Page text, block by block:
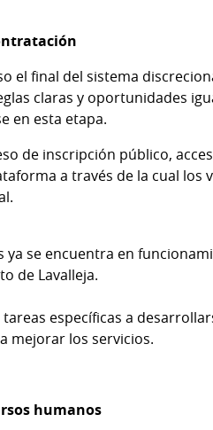
el final del sistema
claras y oportunidades
en esta etapa.
de inscripción público,
a través de la cual
ya se encuentra en
de Lavalleja.
específicas a
mejorar los servicios.
humanos